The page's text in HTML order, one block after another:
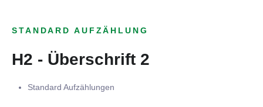
STANDARD AUFZÄHLUNG
H2 - Überschrift 2
Standard Aufzählungen